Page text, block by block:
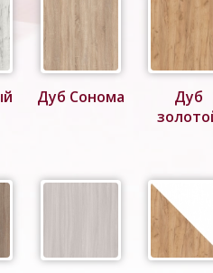
Дуб Сонома
Дуб